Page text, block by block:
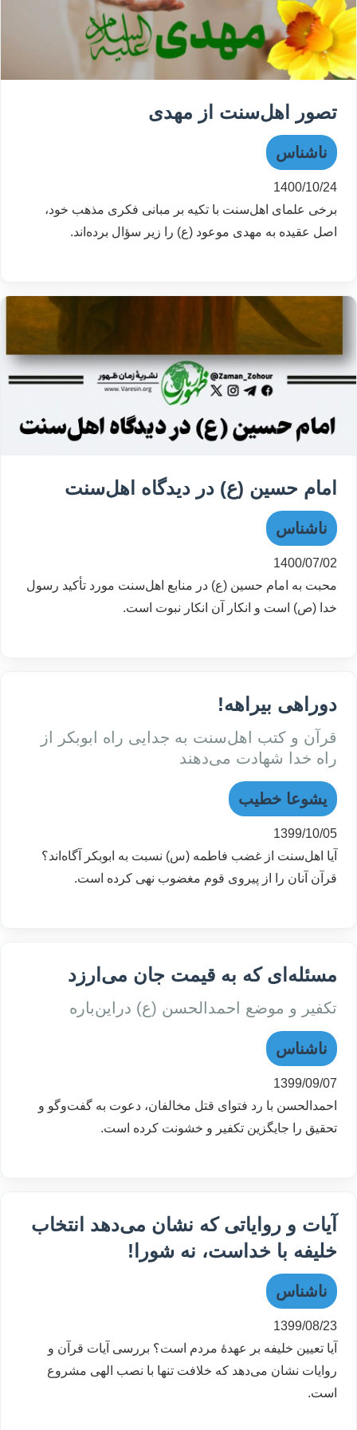
تصور اهل‌سنت از مهدی
ناشناس
1400/10/24
برخی علمای اهل‌سنت با تکیه بر مبانی فکری مذهب خود،
اصل عقیده به مهدی موعود (ع) را زیر سؤال برده‌اند.
امام حسین (ع) در دیدگاه اهل‌سنت
ناشناس
1400/07/02
محبت به امام حسین (ع) در منابع اهل‌سنت مورد تأکید رسول
خدا (ص) است و انکار آن انکار نبوت است.
دوراهی بیراهه!
قرآن و کتب اهل‌سنت به جدایی راه ابوبکر از
راه خدا شهادت می‌دهند
یشوعا خطیب
1399/10/05
آیا اهل‌سنت از غضب فاطمه (س) نسبت به ابوبکر آگاه‌اند؟
قرآن آنان را از پیروی قوم مغضوب نهی کرده است.
مسئله‌ای که به قیمت جان می‌ارزد
تکفیر و موضع احمدالحسن (ع) در‌این‌باره
ناشناس
1399/09/07
احمدالحسن با رد فتوای قتل مخالفان، دعوت به گفت‌وگو و
تحقیق را جایگزین تکفیر و خشونت کرده است.
آیات و روایاتی که نشان می‌دهد انتخاب
خلیفه با خداست، نه شورا!
ناشناس
1399/08/23
آیا تعیین خلیفه بر عهدۀ مردم است؟ بررسی آیات قرآن و
روایات نشان می‌دهد که خلافت تنها با نصب الهی مشروع
است.